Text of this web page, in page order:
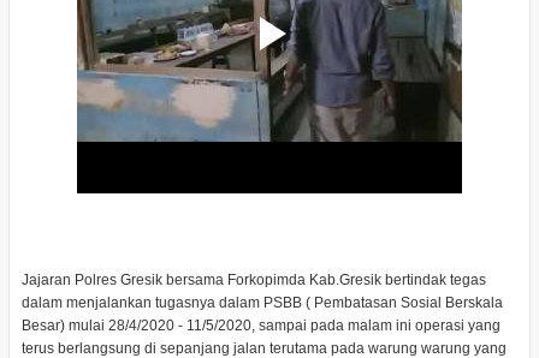
Jajaran Polres Gresik bersama Forkopimda Kab.Gresik bertindak tegas
dalam menjalankan tugasnya dalam PSBB ( Pembatasan Sosial Berskala
Besar) mulai 28/4/2020 - 11/5/2020, sampai pada malam ini operasi yang
terus berlangsung di sepanjang jalan terutama pada warung warung yang